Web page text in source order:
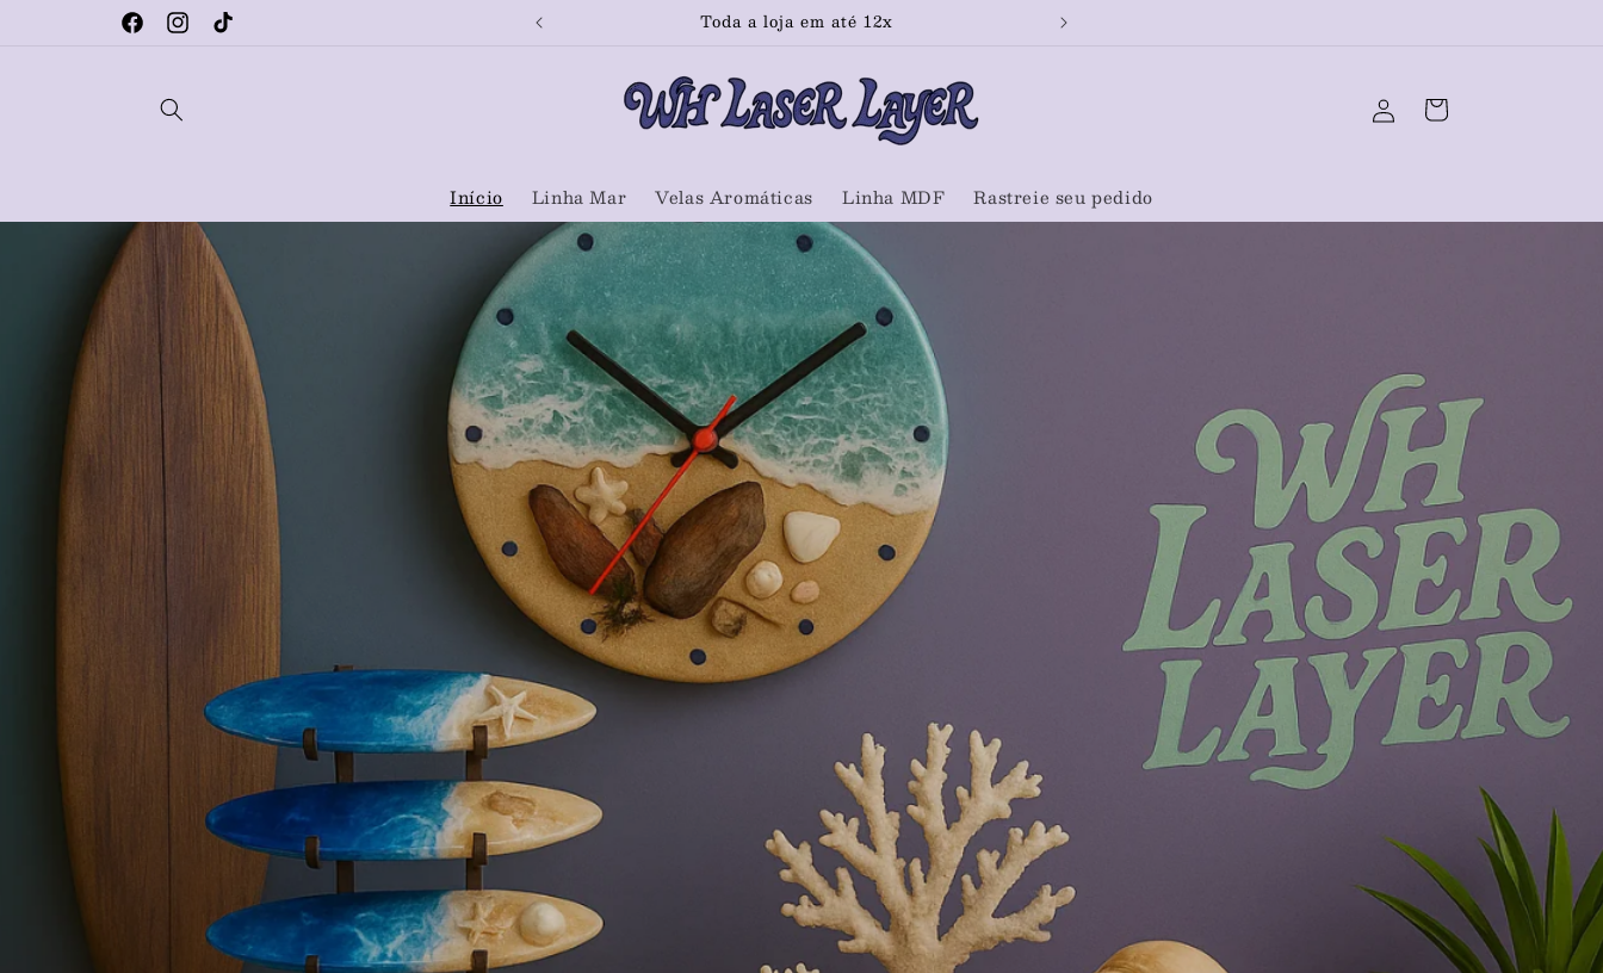
FacebookInstagram
TikTok
Bem vindos à nossa loja! Toda a loja em até 12x
Início Linha Mar Velas Aromáticas Linha MDF Rastreie seu pedido
Fazer
login
Carrinho